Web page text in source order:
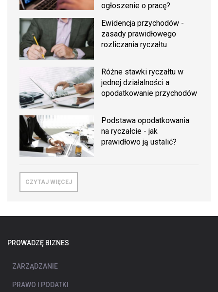
ogłoszenie o pracę?
Ewidencja przychodów -
zasady prawidłowego
rozliczania ryczałtu
Różne stawki ryczałtu w
jednej działalności a
opodatkowanie przychodów
Podstawa opodatkowania
na ryczałcie - jak
prawidłowo ją ustalić?
CZYTAJ WIĘCEJ
PROWADZĘ BIZNES
ZARZĄDZANIE
PRAWO I PODATKI